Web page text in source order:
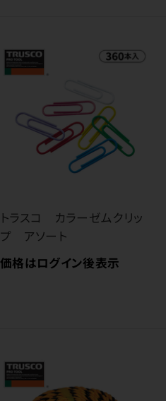
トラスコ カラーゼムクリッ
プ アソート
価格はログイン後表示